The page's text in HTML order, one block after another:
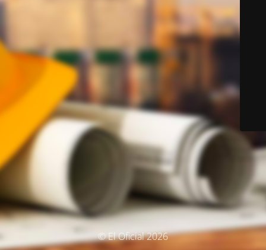
© El Oficial 2026